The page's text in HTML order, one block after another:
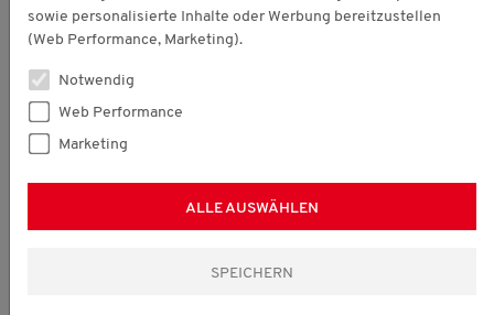
Allgemein
sowie personalisierte Inhalte oder Werbung bereitzustellen
(Web Performance, Marketing).
Notwendig
Web Performance
Marketing
ALLE AUSWÄHLEN